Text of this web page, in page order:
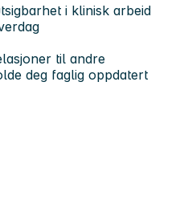
i klinisk arbeid
til andre
deg faglig oppdatert